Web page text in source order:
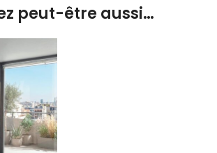
peut-être aussi…